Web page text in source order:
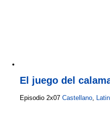
El juego del
Episodio 2x07 Castellano